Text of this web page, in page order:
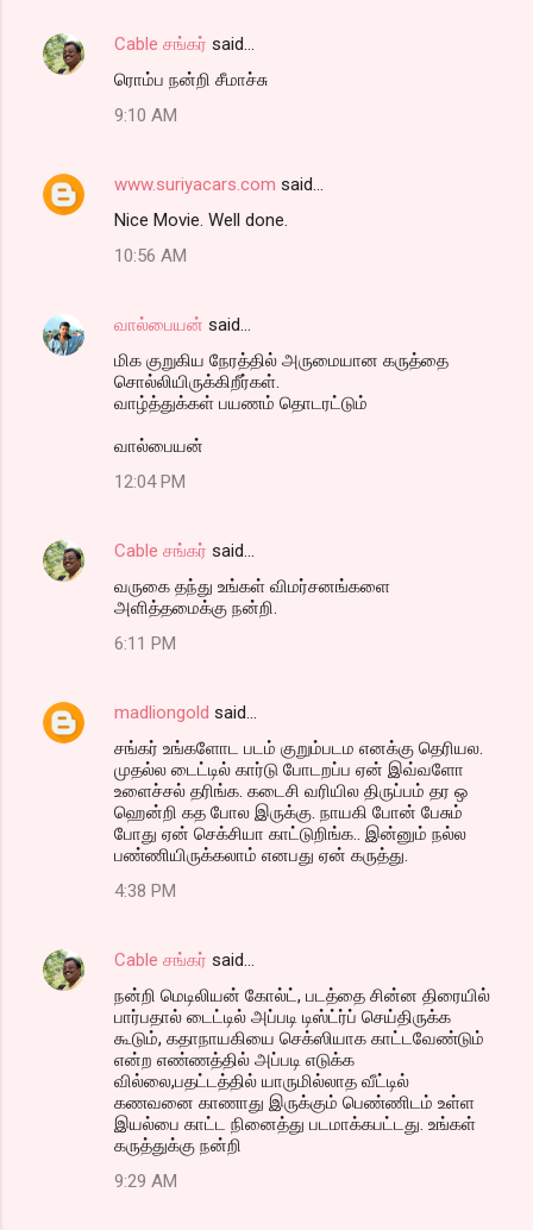
Cable சங்கர் said…
ரொம்ப நன்றி சீமாச்சு
9:10 AM
www.suriyacars.com said…
Nice Movie. Well done.
10:56 AM
வால்பையன் said…
மிக குறுகிய நேரத்தில் அருமையான கருத்தை
சொல்லியிருக்கிறீர்கள்.
வாழ்த்துக்கள் பயணம் தொடரட்டும்
வால்பையன்
12:04 PM
Cable சங்கர் said…
வருகை தந்து உங்கள் விமர்சனங்களை
அளித்தமைக்கு நன்றி.
6:11 PM
madliongold said…
சங்கர் உங்களோட படம் குறும்படம எனக்கு தெரியல.
முதல்ல டைட்டில் கார்டு போடறப்ப ஏன் இவ்வளோ
உளைச்சல் தரிங்க. கடைசி வரியில திருப்பம் தர ஒ
ஹென்றி கத போல இருக்கு. நாயகி போன் பேசும்
போது ஏன் செக்சியா காட்டுறிங்க.. இன்னும் நல்ல
பண்ணியிருக்கலாம் எனபது ஏன் கருத்து.
4:38 PM
Cable சங்கர் said…
நன்றி மெடிலியன் கோல்ட், படத்தை சின்ன திரையில்
பார்பதால் டைட்டில் அப்படி டிஸ்ட்ர்ப் செய்திருக்க
கூடும், கதாநாயகியை செக்ஸியாக காட்டவேண்டும்
என்ற எண்ணத்தில் அப்படி எடுக்க
வில்லை,பதட்டத்தில் யாருமில்லாத வீட்டில்
கணவனை காணாது இருக்கும் பெண்ணிடம் உள்ள
இயல்பை காட்ட நினைத்து படமாக்கபட்டது. உங்கள்
கருத்துக்கு நன்றி
9:29 AM